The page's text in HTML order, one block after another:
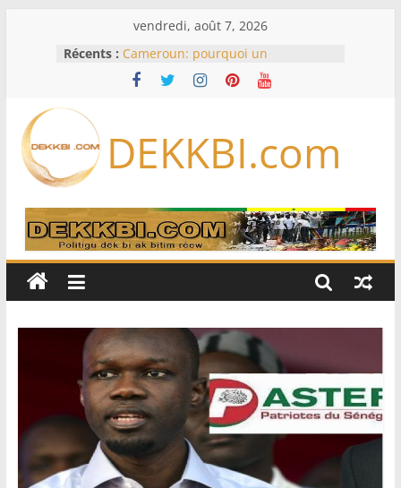
vendredi, août 7, 2026
Récents : Cameroun: pourquoi un
remaniement au sommet de
l’armée alors que Paul Biya est hors
logiciels écrits par l’IA, dominé par
Anthropic et OpenAI
Disney s’associe à TikTok pour tirer
davantage profit de ses univers
légendaires
France – Algérie: l’affaire Mehdi
policière contre le narcotrafic
DEKKBI.com